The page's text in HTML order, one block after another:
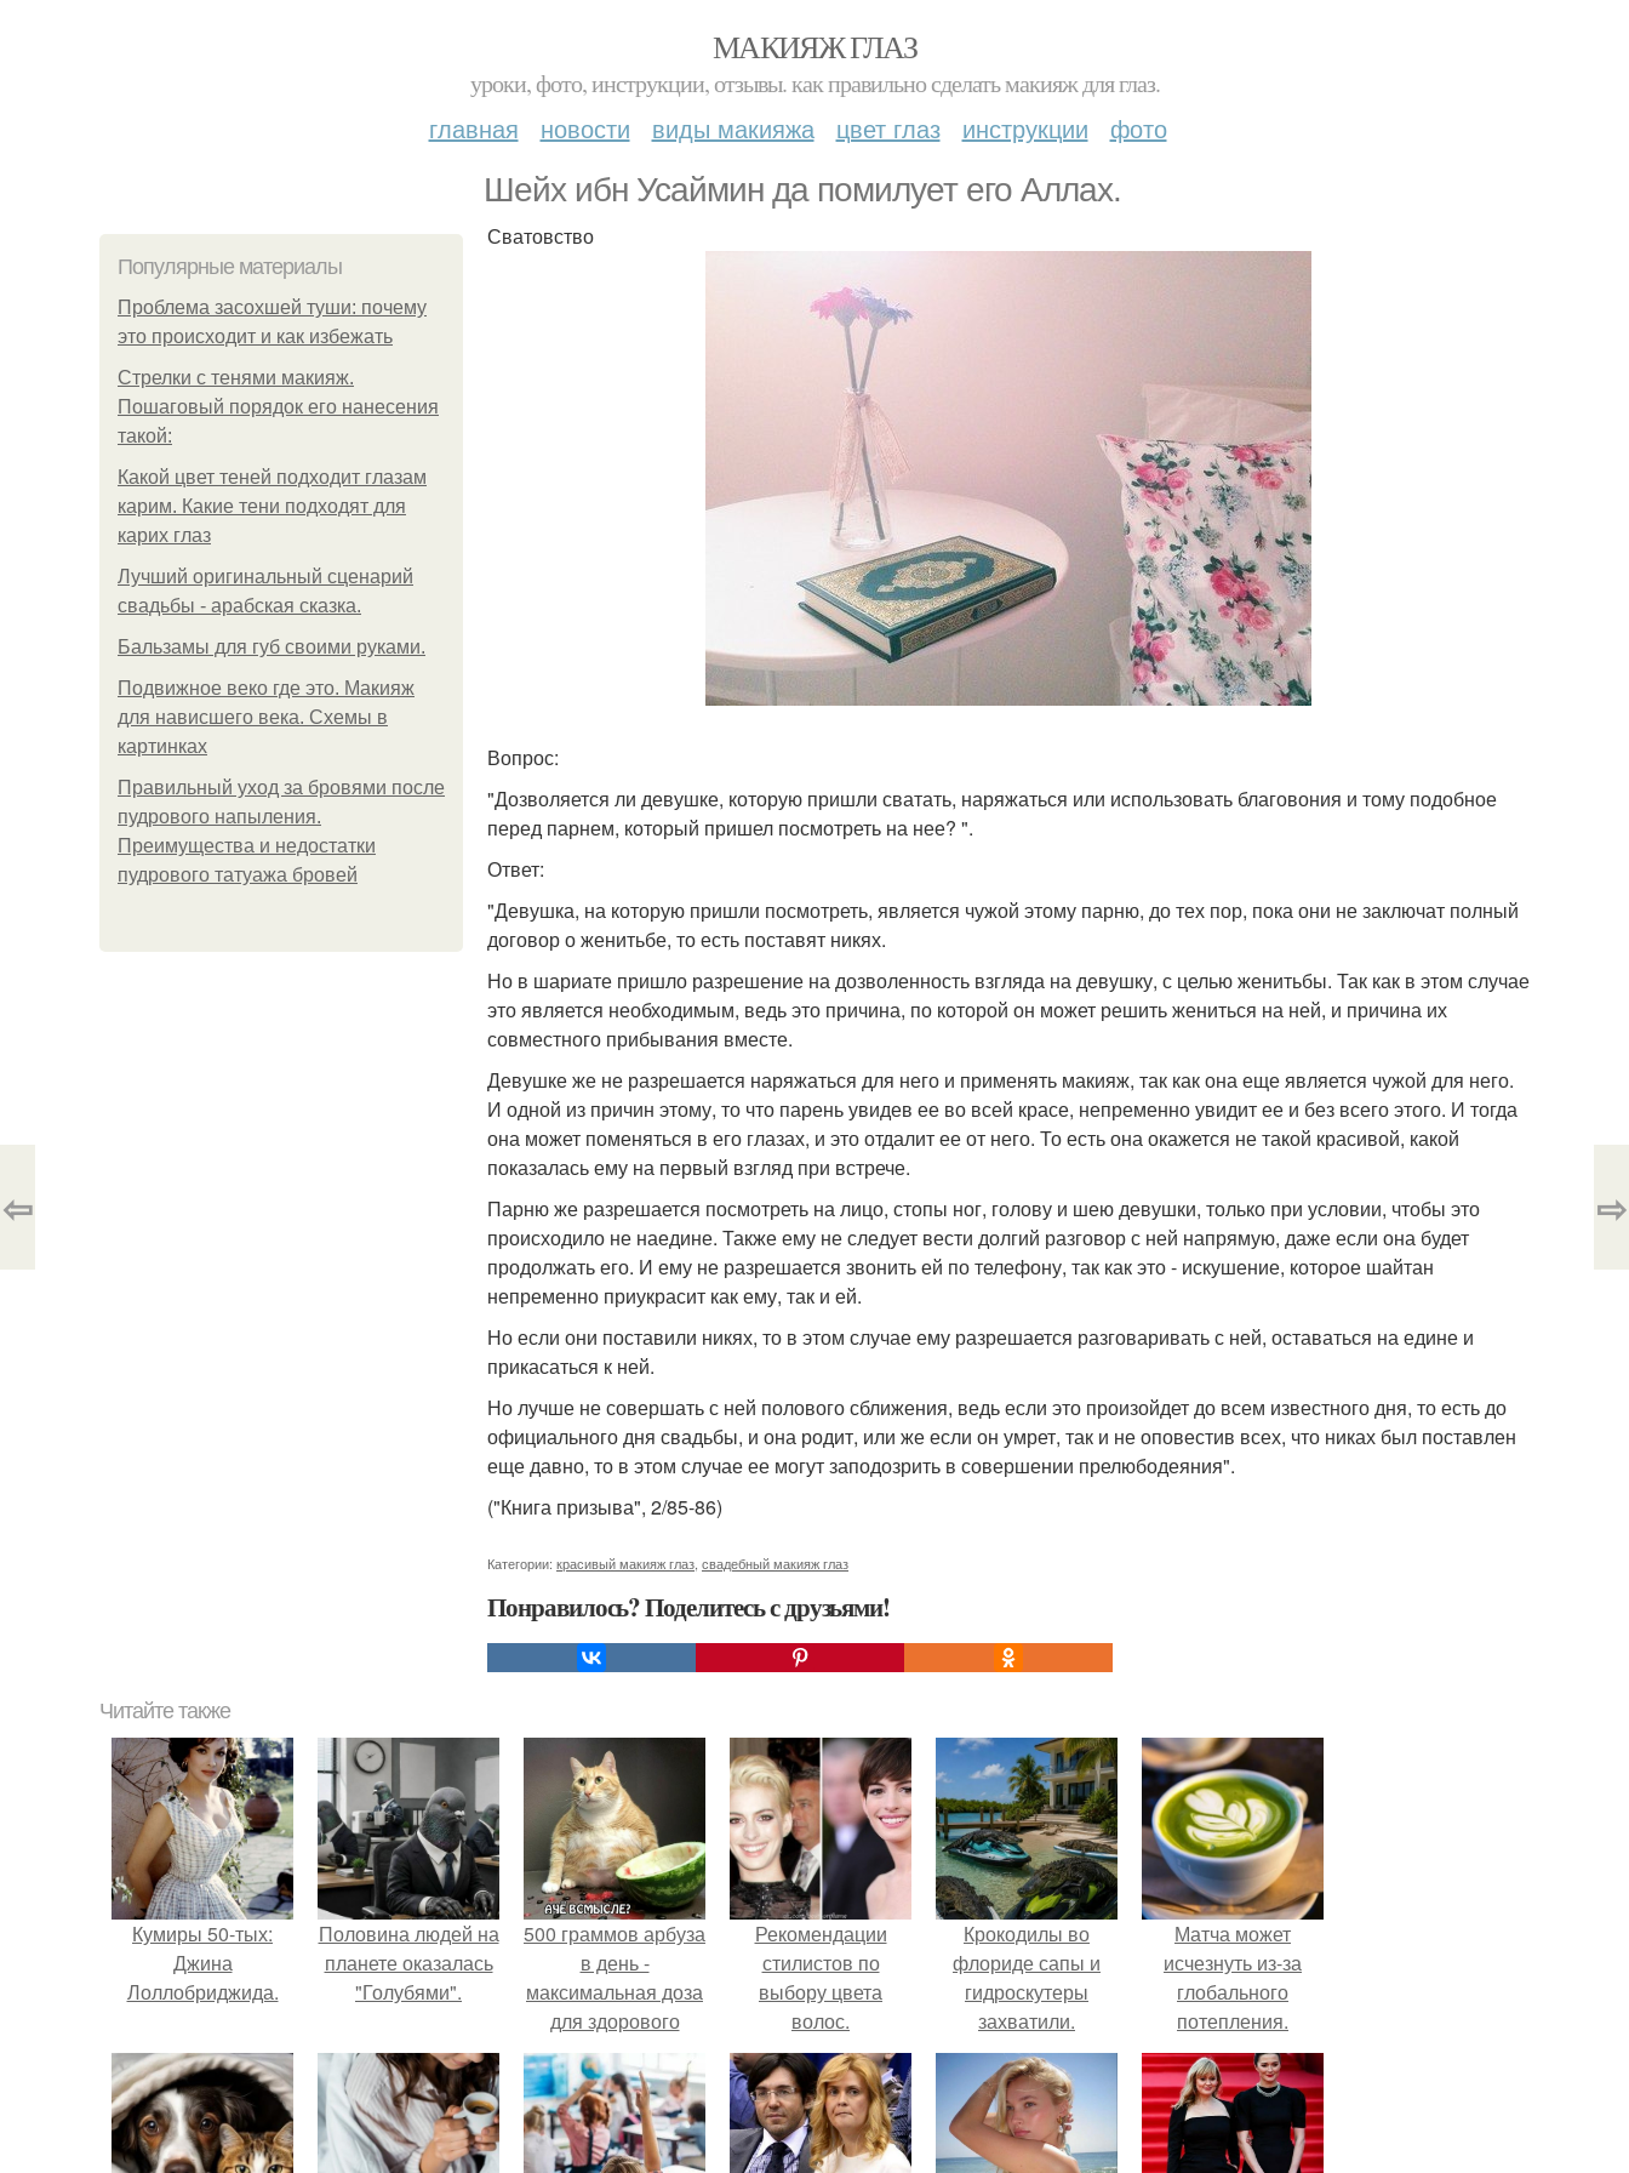
МАКИЯЖ ГЛАЗ
уроки, фото, инструкции, отзывы. как правильно сделать макияж для глаз.
главная новости виды макияжа цвет глаз инструкции фото
Шейх ибн Усаймин да помилует его Аллах.
Популярные материалы
Проблема засохшей туши: почему
это происходит и как избежать
Стрелки с тенями макияж.
Пошаговый порядок его нанесения
такой:
Какой цвет теней подходит глазам
карим. Какие тени подходят для
карих глаз
Лучший оригинальный сценарий
свадьбы - арабская сказка.
Бальзамы для губ своими руками.
Подвижное веко где это. Макияж
для нависшего века. Схемы в
картинках
Правильный уход за бровями после
пудрового напыления.
Преимущества и недостатки
пудрового татуажа бровей
Сватовство
Вопрос:
"Дозволяется ли девушке, которую пришли сватать, наряжаться или использовать благовония и тому подобное
перед парнем, который пришел посмотреть на нее? ".
Ответ:
"Девушка, на которую пришли посмотреть, является чужой этому парню, до тех пор, пока они не заключат полный
договор о женитьбе, то есть поставят никях.
Но в шариате пришло разрешение на дозволенность взгляда на девушку, с целью женитьбы. Так как в этом случае
это является необходимым, ведь это причина, по которой он может решить жениться на ней, и причина их
совместного прибывания вместе.
Девушке же не разрешается наряжаться для него и применять макияж, так как она еще является чужой для него.
И одной из причин этому, то что парень увидев ее во всей красе, непременно увидит ее и без всего этого. И тогда
она может поменяться в его глазах, и это отдалит ее от него. То есть она окажется не такой красивой, какой
показалась ему на первый взгляд при встрече.
Парню же разрешается посмотреть на лицо, стопы ног, голову и шею девушки, только при условии, чтобы это
происходило не наедине. Также ему не следует вести долгий разговор с ней напрямую, даже если она будет
продолжать его. И ему не разрешается звонить ей по телефону, так как это - искушение, которое шайтан
непременно приукрасит как ему, так и ей.
Но если они поставили никях, то в этом случае ему разрешается разговаривать с ней, оставаться на едине и
прикасаться к ней.
Но лучше не совершать с ней полового сближения, ведь если это произойдет до всем известного дня, то есть до
официального дня свадьбы, и она родит, или же если он умрет, так и не оповестив всех, что никах был поставлен
еще давно, то в этом случае ее могут заподозрить в совершении прелюбодеяния".
("Книга призыва", 2/85-86)
Категории: красивый макияж глаз свадебный макияж глаз
Понравилось? Поделитесь с друзьями!
⇦ ⇨
Читайте также
Кумиры 50-тых:
Джина
Лоллобриджида.
Половина людей на
планете оказалась
"Голубями".
500 граммов арбуза
в день -
максимальная доза
для здорового
взрослого,
предупредили
врачи.
Рекомендации
стилистов по
выбору цвета
волос.
Крокодилы во
флориде сапы и
гидроскутеры
захватили.
Матча может
исчезнуть из-за
глобального
потепления.